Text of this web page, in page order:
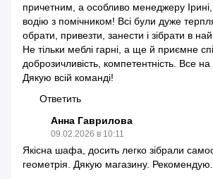
причетним, а особливо менеджеру Ірині,
водію з помічником! Всі були дуже
обрати, привезти, занести і зібрати в
Не тільки меблі гарні, а ще й приємне
доброзичливість, компетентність. Все
Дякую всій команді!
Ответить
Анна Гаврилова
09.02.2026 в 10:11
Якісна шафа, досить легко зібрали
геометрія. Дякую магазину. Рекомендую.